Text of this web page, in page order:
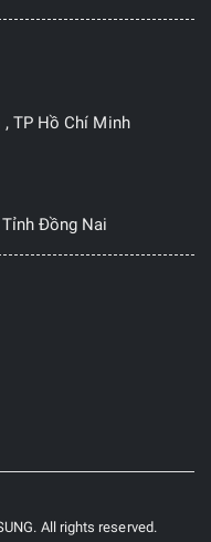
TP Hồ Chí Minh
Đồng Nai
All rights reserved.